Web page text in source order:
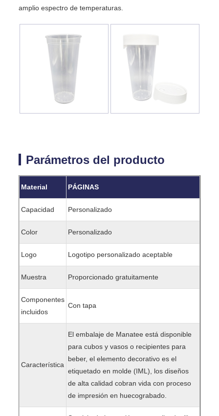
amplio espectro de temperaturas.
Parámetros del producto
Material PÁGINAS
Capacidad Personalizado
Color Personalizado
Logo Logotipo personalizado aceptable
Muestra Proporcionado gratuitamente
Componentes
incluidos
Con tapa
Característica
El embalaje de Manatee está disponible
para cubos y vasos o recipientes para
beber, el elemento decorativo es el
etiquetado en molde (IML), los diseños
de alta calidad cobran vida con proceso
de impresión en huecograbado.